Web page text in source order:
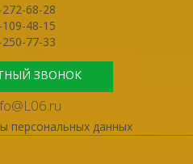
68-28
48-15
77-33
ЗВОНОК
персональных данных